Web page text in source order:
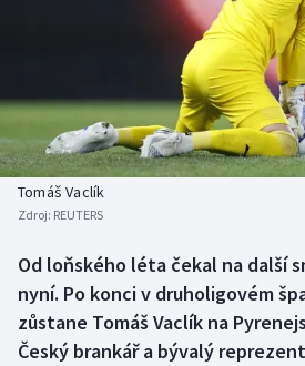
Basketbal
Biatlon
Box
Curling
Historické návraty
Aplikace ČT sport
Tomáš Vaclík
Zdroj: REUTERS
Od loňského léta čekal na další
nyní. Po konci v druholigovém
zůstane Tomáš Vaclík na
Český brankář a bývalý